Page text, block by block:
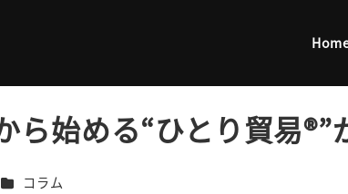
始める“ひとり貿易®”
カテゴリー
コラム